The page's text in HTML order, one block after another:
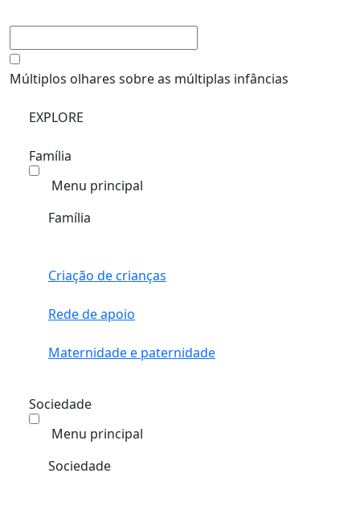
Múltiplos olhares sobre as múltiplas infâncias
EXPLORE
Família
Menu principal
Família
Criação de crianças
Rede de apoio
Maternidade e paternidade
Sociedade
Menu principal
Sociedade